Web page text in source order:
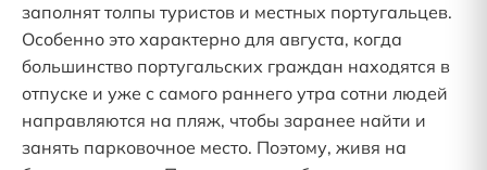
заполнят толпы туристов и местных португальцев.
Особенно это характерно для августа, когда
большинство португальских граждан находятся в
отпуске и уже с самого раннего утра сотни людей
направляются на пляж, чтобы заранее найти и
занять парковочное место. Поэтому, живя на